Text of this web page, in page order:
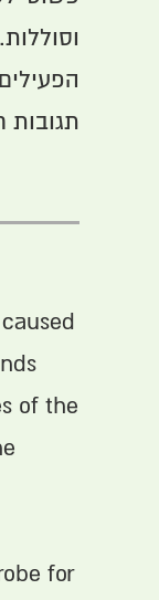
תגובות
of the
for